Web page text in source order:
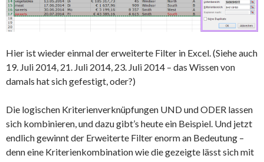
Hier ist wieder einmal der erweiterte Filter in Excel. (Siehe auch
19. Juli 2014, 21. Juli 2014, 23. Juli 2014 – das Wissen von
damals hat sich gefestigt, oder?)
Die logischen Kriterienverknüpfungen UND und ODER lassen
sich kombinieren, und dazu gibt’s heute ein Beispiel. Und jetzt
endlich gewinnt der Erweiterte Filter enorm an Bedeutung –
denn eine Kriterienkombination wie die gezeigte lässt sich mit